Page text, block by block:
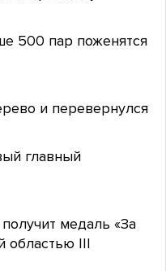
500 пар поженятся
и перевернулся
главный
медаль «За
областью III